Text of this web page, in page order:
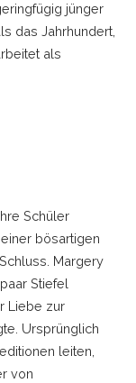
jünger
das Jahrhundert,
als
Schüler
bösartigen
Margery
Stiefel
Liebe zur
Ursprünglich
leiten,
von